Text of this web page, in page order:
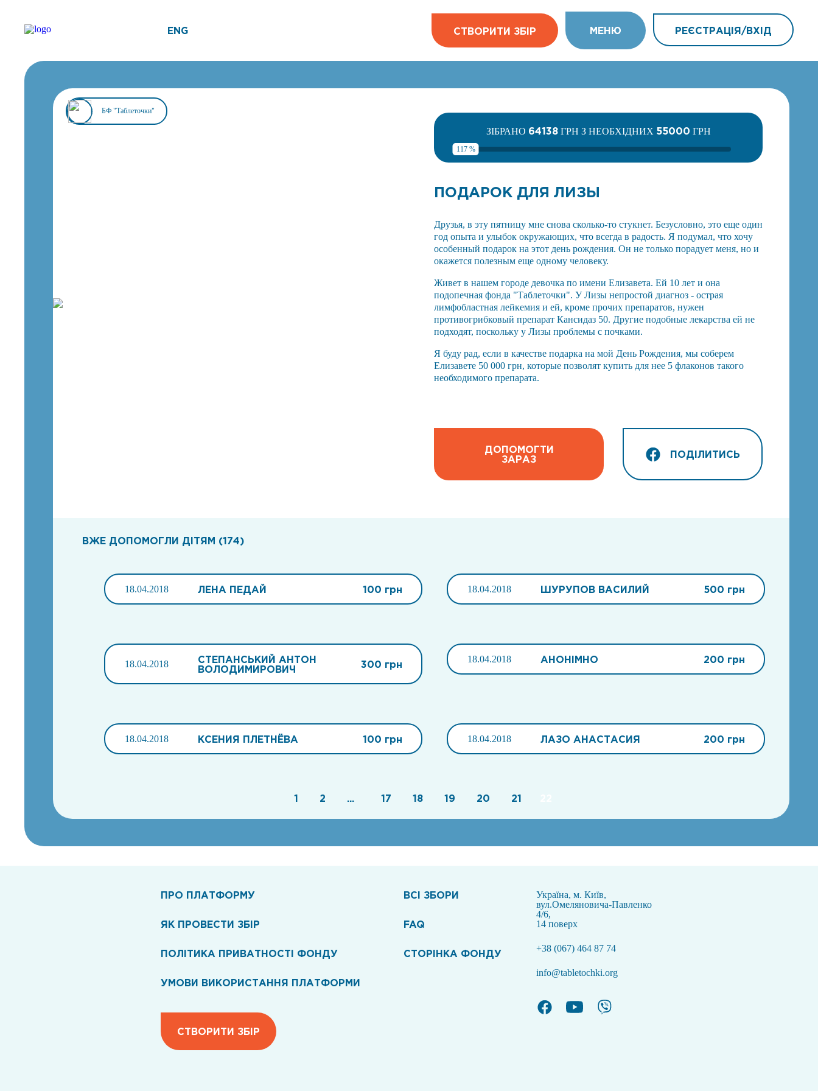
ENG СТВОРИТИ ЗБІР МEНЮ РЕЄСТРАЦІЯ/ВХIД
БФ "Таблеточки"
ЗІБРАНО 64138ГРН З НЕОБХІДНИХ 55000 ГРН
117 %
ПОДАРОК ДЛЯ ЛИЗЫ
Друзья, в эту пятницу мне снова сколько-то стукнет. Безусловно, это еще один
год опыта и улыбок окружающих, что всегда в радость. Я подумал, что хочу
особенный подарок на этот день рождения. Он не только порадует меня, но и
окажется полезным еще одному человеку.
Живет в нашем городе девочка по имени Елизавета. Ей 10 лет и она
подопечная фонда "Таблеточки". У Лизы непростой диагноз - острая
лимфобластная лейкемия и ей, кроме прочих препаратов, нужен
противогрибковый препарат Кансидаз 50. Другие подобные лекарства ей не
подходят, поскольку у Лизы проблемы с почками.
Я буду рад, если в качестве подарка на мой День Рождения, мы соберем
Елизавете 50 000 грн, которые позволят купить для нее 5 флаконов такого
необходимого препарата.
ДОПОМОГТИ
ЗАРАЗ
ПОДІЛИТИСЬ
ВЖЕ ДОПОМОГЛИ ДІТЯМ (174)
18.04.2018 ЛЕНА ПЕДАЙ 100 грн 18.04.2018 ШУРУПОВ ВАСИЛИЙ 500 грн
18.04.2018
СТЕПАНСЬКИЙ АНТОН
ВОЛОДИМИРОВИЧ
300 грн 18.04.2018 АНОНІМНО 200 грн
18.04.2018 КСЕНИЯ ПЛЕТНЁВА 100 грн 18.04.2018 ЛАЗО АНАСТАСИЯ 200 грн
1 2 ... 17 18 19 20 21
ПРО ПЛАТФОРМУ
ЯК ПРОВЕСТИ ЗБІР
ПОЛІТИКА ПРИВАТНОСТІ ФОНДУ
УМОВИ ВИКОРИСТАННЯ ПЛАТФОРМИ
СТВОРИТИ ЗБІР
ВСI ЗБОРИ
FAQ
СТОРІНКА ФОНДУ
Україна, м. Київ,
вул.Омеляновича-Павленко
4/6,
14 поверх
+38 (067) 464 87 74
info@tabletochki.org